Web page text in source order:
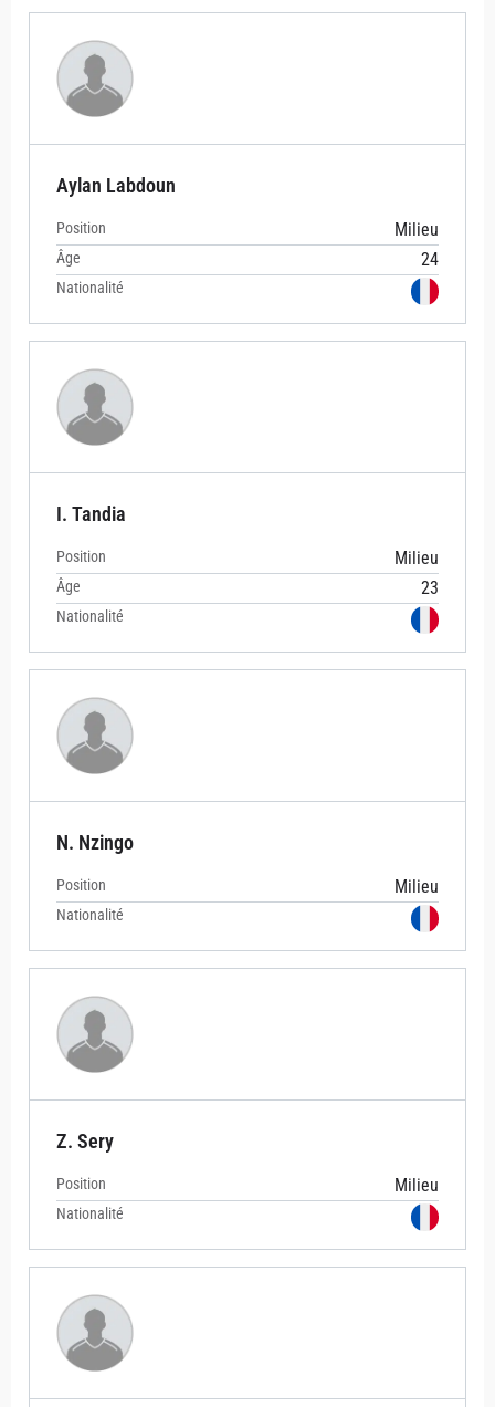
Aylan Labdoun
Position Milieu
Âge 24
Nationalité
I. Tandia
Position Milieu
Âge 23
Nationalité
N. Nzingo
Position Milieu
Nationalité
Z. Sery
Position Milieu
Nationalité